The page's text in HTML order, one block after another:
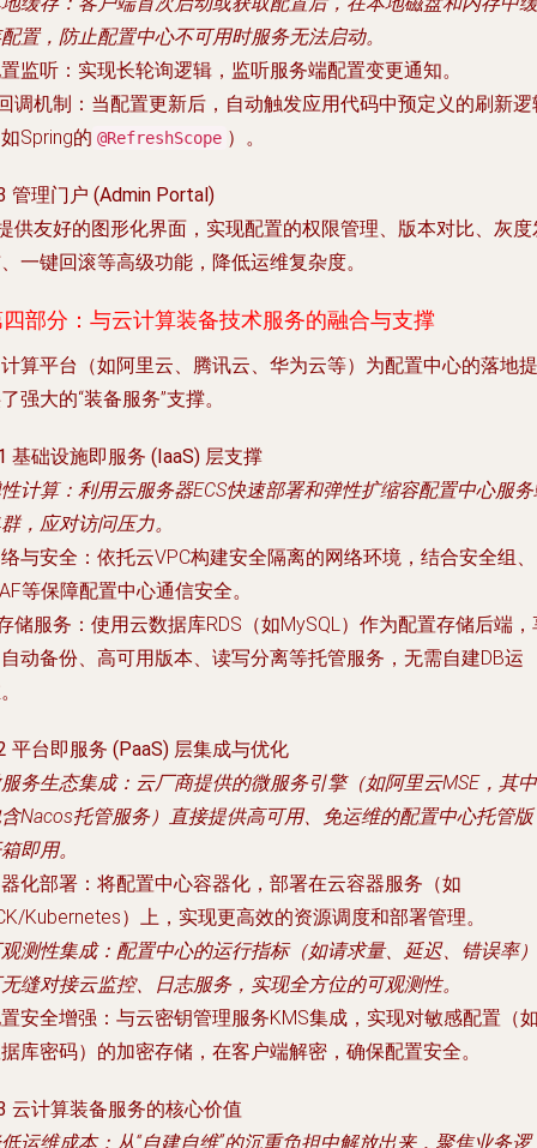
置，防止配置中心不可用时服务无法启动。
监听 ：实现长轮询逻辑，监听服务端配置变更通知。
调机制 ：当配置更新后，自动触发应用代码中预定义的刷新逻
Spring的 @RefreshScope ）。
管理门户 (Admin Portal)
供友好的图形化界面，实现配置的权限管理、版本对比、灰度
一键回滚等高级功能，降低运维复杂度。
部分：与云计算装备技术服务的融合与支撑
算平台（如阿里云、腾讯云、华为云等）为配置中心的落地提
强大的“装备服务”支撑。
基础设施即服务 (IaaS) 层支撑
计算：利用云服务器ECS快速部署和弹性扩缩容配置中心服
，应对访问压力。
与安全 ：依托云VPC构建安全隔离的网络环境，结合安全组、
等保障配置中心通信安全。
储服务 ：使用云数据库RDS（如MySQL）作为配置存储后端，
动备份、高可用版本、读写分离等托管服务，无需自建DB运
平台即服务 (PaaS) 层集成与优化
务生态集成：云厂商提供的微服务引擎（如阿里云MSE，其中
Nacos托管服务）直接提供高可用、免运维的配置中心托管
即用。
化部署 ：将配置中心容器化，部署在云容器服务（如
Kubernetes）上，实现更高效的资源调度和部署管理。
测性集成：配置中心的运行指标（如请求量、延迟、错误率）
缝对接云监控、日志服务，实现全方位的可观测性。
安全增强 ：与云密钥管理服务KMS集成，实现对敏感配置（
库密码）的加密存储，在客户端解密，确保配置安全。
云计算装备服务的核心价值
运维成本：从“自建自维”的沉重负担中解放出来，聚焦业务逻